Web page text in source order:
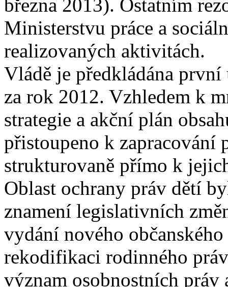
března 2013). Ostatním
Ministerstvu práce a
realizovaných aktivitách.
Vládě je předkládána první
za rok 2012. Vzhledem k
strategie a akční plán
přistoupeno k
strukturovaně přímo k
Oblast ochrany práv dětí
znamení legislativních
vydání nového
rekodifikaci rodinného
význam osobnostních práv